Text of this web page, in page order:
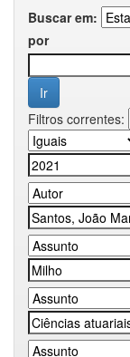
Buscar em:
por
Filtros correntes: